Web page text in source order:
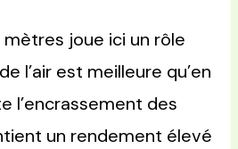
joue ici un rôle
l’air est meilleure qu’en
l’encrassement des
un rendement élevé